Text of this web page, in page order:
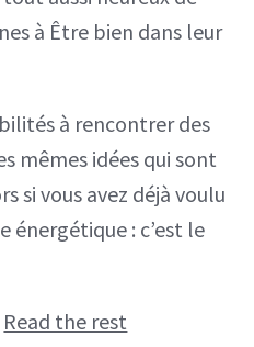
à Être bien dans leur
à rencontrer des
mêmes idées qui sont
si vous avez déjà voulu
: c’est le
Read the rest